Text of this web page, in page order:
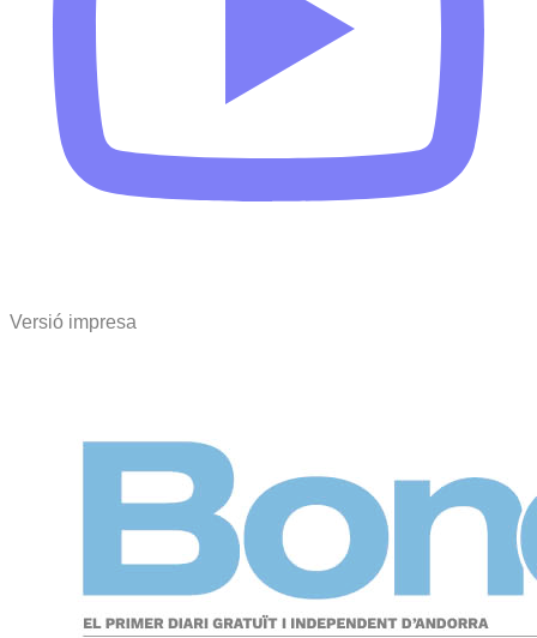
Versió impresa